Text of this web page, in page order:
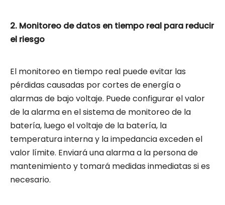
2. Monitoreo de datos en tiempo real para reducir
el riesgo
El monitoreo en tiempo real puede evitar las
pérdidas causadas por cortes de energía o
alarmas de bajo voltaje. Puede configurar el valor
de la alarma en el sistema de monitoreo de la
batería, luego el voltaje de la batería, la
temperatura interna y la impedancia exceden el
valor límite. Enviará una alarma a la persona de
mantenimiento y tomará medidas inmediatas si es
necesario.